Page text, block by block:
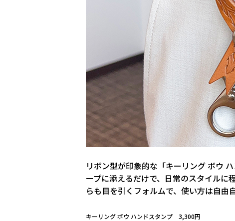
リボン型が印象的な「キーリング ボウ
ープに添えるだけで、日常のスタイルに
らも目を引くフォルムで、使い方は自由自
キーリング ボウ ハンドスタンプ 3,300円